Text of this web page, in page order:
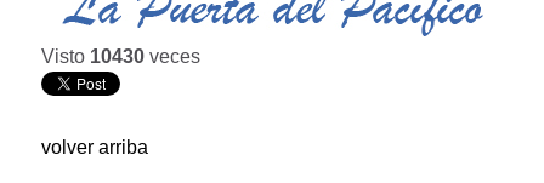
Visto 10430 veces
volver arriba